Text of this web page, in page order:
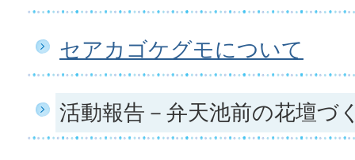
セアカゴケグモについて
活動報告－弁天池前の花壇づ